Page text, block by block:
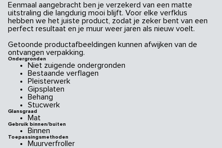
Eenmaal aangebracht ben je verzekerd van een matte
uitstraling die langdurig mooi blijft. Voor elke verfklus
hebben we het juiste product, zodat je zeker bent van een
perfect resultaat en je muur weer jaren als nieuw voelt.
Getoonde productafbeeldingen kunnen afwijken van de
ontvangen verpakking.
Ondergronden
Niet zuigende ondergronden
Bestaande verflagen
Pleisterwerk
Gipsplaten
Behang
Stucwerk
Glansgraad
Mat
Gebruik binnen/buiten
Binnen
Toepassingsmethoden
Muurverfroller